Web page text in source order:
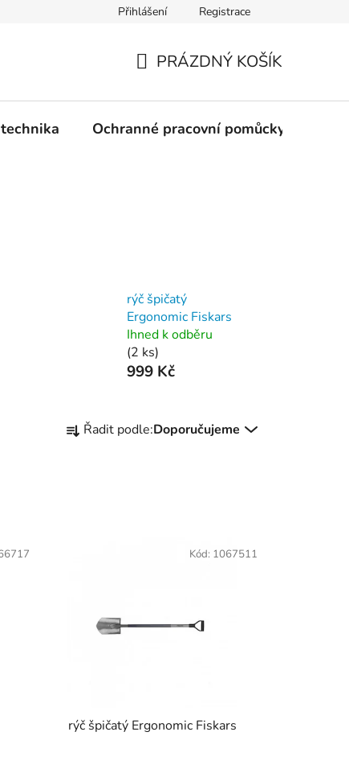
Přihlášení Registrace
KOŠÍK
PRÁZDNÝ KOŠÍK
Ochranné pracovní pomůcky
rýč špičatý
Ergonomic Fiskars
Ihned k odběru
(2 ks)
999 Kč
a Řadit podle:Doporučujeme
rýč špičatý Ergonomic Fiskars
Kód: 1067511